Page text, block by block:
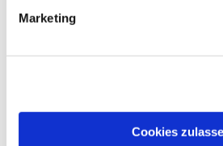
Marketing
Cookies